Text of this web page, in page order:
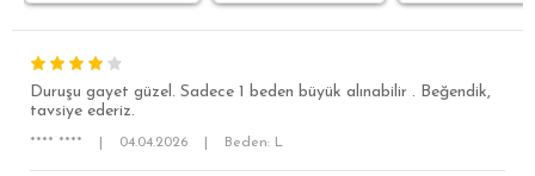
Duruşu gayet güzel. Sadece 1 beden büyük alınabilir . Beğendik,
tavsiye ederiz.
**** **** 04.04.2026 Beden: L